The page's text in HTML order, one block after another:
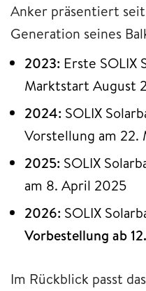
Anker präsentiert
Generation seines
2023: Erste SOLIX
Marktstart August
2024: SOLIX
Vorstellung am 22.
2025: SOLIX
am 8. April 2025
2026: SOLIX
Vorbestellung ab
Im Rückblick passt